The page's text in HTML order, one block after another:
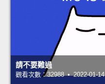
請不要難過
觀看次數：32988 • 2022-01-14